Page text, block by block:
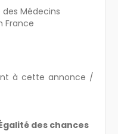
des Médecins
France
à cette annonce /
des chances